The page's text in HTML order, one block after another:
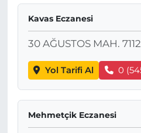
Kavas Eczanesi
30 AĞUSTOS MAH.
Yol Tarifi Al 0
Mehmetçik Eczanesi